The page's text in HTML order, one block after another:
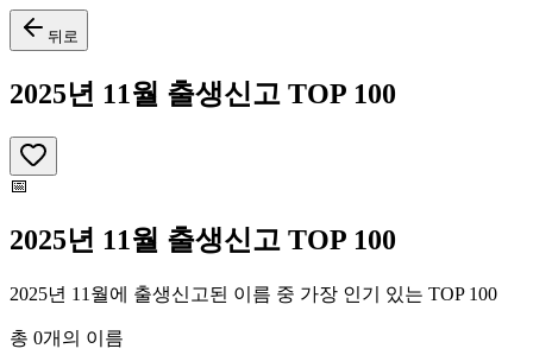
뒤로
2025년 11월 출생신고 TOP 100
📅
2025년 11월 출생신고 TOP 100
2025년 11월에 출생신고된 이름 중 가장 인기 있는 TOP 100
총 0개 의 이름